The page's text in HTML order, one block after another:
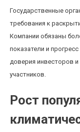
Государственные
требования к
Компании обязаны
показатели и
доверия инвесторов
участников.
Рост